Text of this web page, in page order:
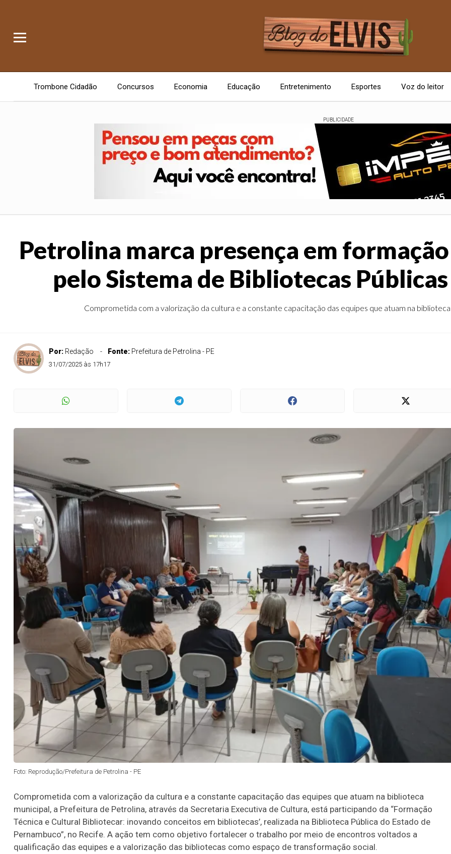
Trombone Cidadão Concursos Economia Educação Entretenimento Esportes Voz do leitor
PUBLICIDADE
Petrolina marca presença em
pelo Sistema de Bibliotecas
Comprometida com a valorização da cultura e a constante capacitação das equipes que atuam na
Por: Redação Fonte: Prefeitura de Petrolina - PE
31/07/2025 às 17h17
Foto: Reprodução/Prefeitura de Petrolina - PE
Comprometida com a valorização da cultura e a constante capacitação das equipes que atuam na biblioteca
municipal, a Prefeitura de Petrolina, através da Secretaria Executiva de Cultura, está participando da “Formação
Técnica e Cultural Bibliotecar: inovando conceitos em bibliotecas’, realizada na Biblioteca Pública do Estado de
Pernambuco”, no Recife. A ação tem como objetivo fortalecer o trabalho por meio de encontros voltados a
qualificação das equipes e a valorização das bibliotecas como espaço de transformação social.